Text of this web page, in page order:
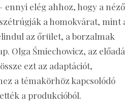
ennyi elég ahhoz, hogy a néző
a homokvárat, mint
az őrület, a borzalmak
Olga Śmiechowicz, az
ezt az adaptációt,
a témakörhöz kapcsolódó
a produkcióból.